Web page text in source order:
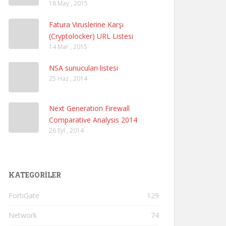
18 May , 2015
Fatura Viruslerine Karşı
(Cryptolocker) URL Listesi
14 Mar , 2015
NSA sunucuları listesi
25 Haz , 2014
Next Generation Firewall
Comparative Analysis 2014
26 Eyl , 2014
KATEGORILER
FortiGate 129
Network 74